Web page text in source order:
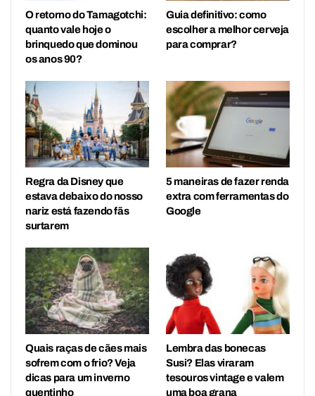
O retorno do Tamagotchi:
quanto vale hoje o
brinquedo que dominou
os anos 90?
Guia definitivo: como
escolher a melhor cerveja
para comprar?
Regra da Disney que
estava debaixo do nosso
nariz está fazendo fãs
surtarem
5 maneiras de fazer renda
extra com ferramentas do
Google
Quais raças de cães mais
sofrem com o frio? Veja
dicas para um inverno
quentinho
Lembra das bonecas
Susi? Elas viraram
tesouros vintage e valem
uma boa grana